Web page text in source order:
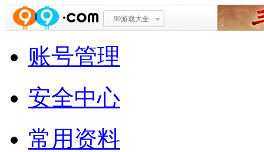
99游戏大全
账号管理
安全中心
常用资料